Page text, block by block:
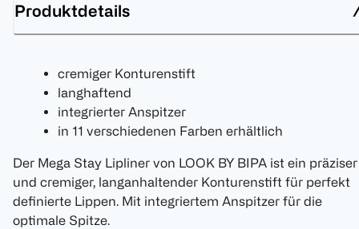
Produktdetails
cremiger Konturenstift
langhaftend
integrierter Anspitzer
in 11 verschiedenen Farben erhältlich
Der Mega Stay Lipliner von LOOK BY BIPA ist ein präziser
und cremiger, langanhaltender Konturenstift für perfekt
definierte Lippen. Mit integriertem Anspitzer für die
optimale Spitze.